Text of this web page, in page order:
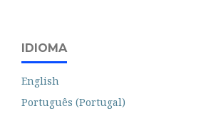
IDIOMA
English
Português (Portugal)